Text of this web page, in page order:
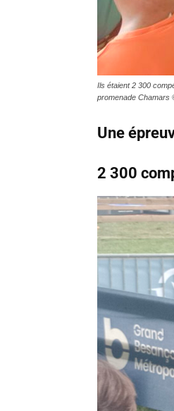
Ils étaient 2 300
promenade Chamars
Une
2 300